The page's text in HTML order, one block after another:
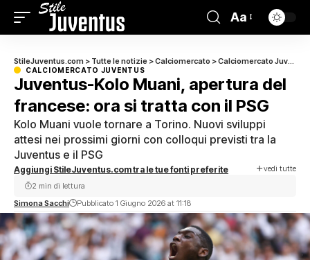
Aa
StileJuventus.com > Tutte le notizie >Calciomercato >Calciomercato Juventus
CALCIOMERCATO JUVENTUS
Juventus-Kolo Muani, apertura del
francese: ora si tratta con il PSG
Kolo Muani vuole tornare a Torino. Nuovi sviluppi
attesi nei prossimi giorni con colloqui previsti tra la
Juventus e il PSG
Aggiungi StileJuventus.com tra le tue fonti preferite vedi tutte
Simona Sacchi Pubblicato 1 Giugno 2026 at 11:18
2 min di lettura